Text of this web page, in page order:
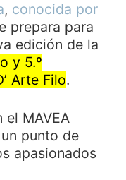
, conocida por
prepara para
edición de la
y 5.º
Arte Filo.
el MAVEA
punto de
apasionados